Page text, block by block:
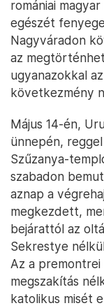
romániai
egészét
Nagyváradon
az
ugyanazokkal
következmény
Május 14-én,
ünnepén,
Szűzanya-
szabadon
aznap a
megkezdett,
bejárattól az
Sekrestye
Az a premontrei
megszakítás
katolikus misét